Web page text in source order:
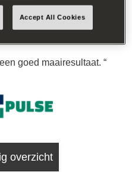
goed maairesultaat.
overzicht
Accept All Cookies